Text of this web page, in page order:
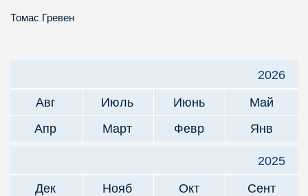
Томас Гревен
2026
Авг
Июль Июнь
Май
Апр
Март Февр Янв
2025
Дек
Нояб Окт
Сент